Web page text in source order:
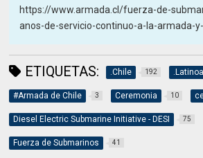
https://www.armada.cl/fuerza-de-
anos-de-servicio-continuo-a-la-armada-y-
ETIQUETAS: .Chile 192
#Armada de Chile 3 Ceremonia 10
Diesel Electric Submarine Initiative - DESI 75
Fuerza de Submarinos 41